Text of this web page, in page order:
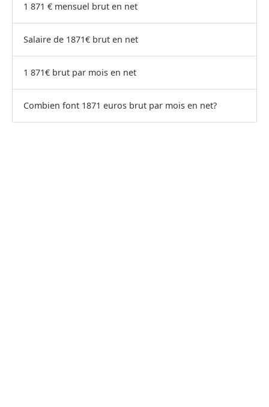
1 871 € mensuel brut en net
Salaire de 1871€ brut en net
1 871€ brut par mois en net
Combien font 1871 euros brut par mois en net?